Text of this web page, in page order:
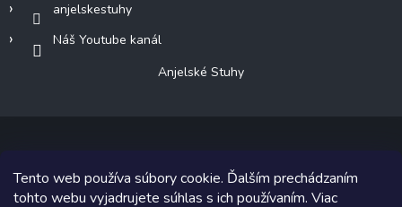
Tento web používa súbory cookie. Ďalším prechádzaním
tohto webu vyjadrujete súhlas s ich používaním. Viac
anjelskestuhy
Náš Youtube kanál
Anjelské Stuhy
Copyright 2026Anjelské Stuhy. Všetky práva vyhradené.